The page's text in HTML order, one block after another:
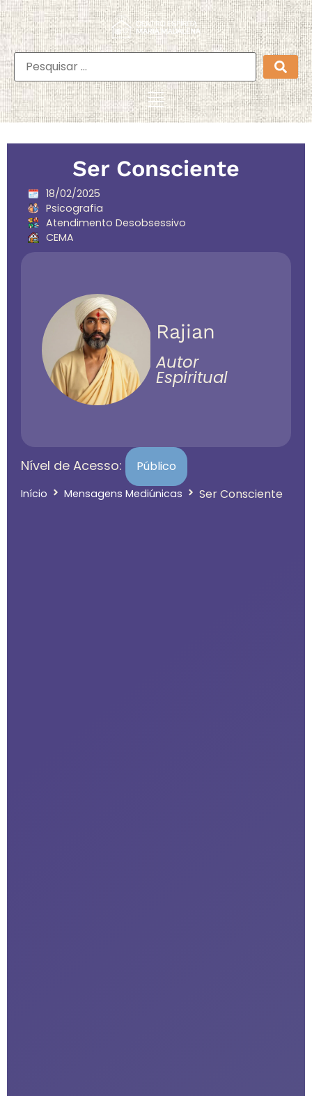
Ser Consciente
18/02/2025
Psicografia
Atendimento Desobsessivo
CEMA
Rajian
Autor
Espiritual
Nível de Acesso: Público
Início Mensagens Mediúnicas Ser Consciente